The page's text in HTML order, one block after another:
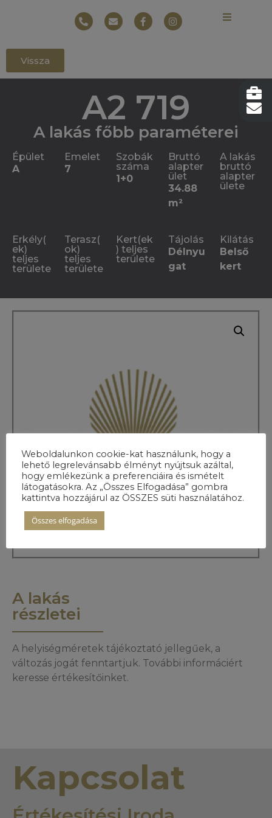
Vissza
A2 719
A lakás főbb paraméterei
Épület
A
Emelet
7
Szobák
száma
1+0
Bruttó
alapter
ület
34.88
m²
A lakás
bruttó
alapter
ülete
Erkély(
ek)
teljes
területe
Terasz(
ok)
teljes
területe
Kert(ek
) teljes
területe
Tájolás
Délnyu
gat
Kilátás
Belső
kert
A lakás
részletei
A helyiségméretek tájékoztató jellegűek, a
változás jogát fenntartjuk. További informáciért
keresse értékesítőinket.
Kapcsolat
Weboldalunkon cookie-kat használunk, hogy a
lehető legrelevánsabb élményt nyújtsuk azáltal,
hogy emlékezünk a preferenciáira és ismételt
látogatásokra. Az „Összes Elfogadása” gombra
kattintva hozzájárul az ÖSSZES süti használatához.
Összes elfogadása